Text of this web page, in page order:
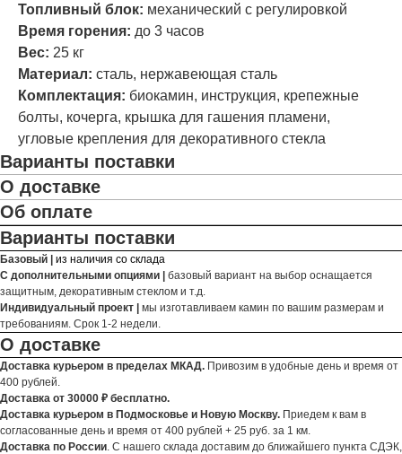
Топливный блок: механический с регулировкой
Время горения: до 3 часов
Вес: 25 кг
Материал: сталь, нержавеющая сталь
Комплектация: биокамин, инструкция, крепежные
болты, кочерга, крышка для гашения пламени,
угловые крепления для декоративного стекла
Варианты поставки
О доставке
Об оплате
Варианты поставки
Базовый | из наличия со склада
С дополнительными опциями | базовый вариант на выбор оснащается
защитным, декоративным стеклом и т.д.
Индивидуальный проект | мы изготавливаем камин по вашим размерам и
требованиям. Срок 1-2 недели.
О доставке
Доставка курьером в пределах МКАД. Привозим в удобные день и время от
400 рублей.
Доставка от 30000 ₽ бесплатно.
Доставка курьером в Подмосковье и Новую Москву. Приедем к вам в
согласованные день и время от 400 рублей + 25 руб. за 1 км.
Доставка по России . С нашего склада доставим до ближайшего пункта СДЭК,